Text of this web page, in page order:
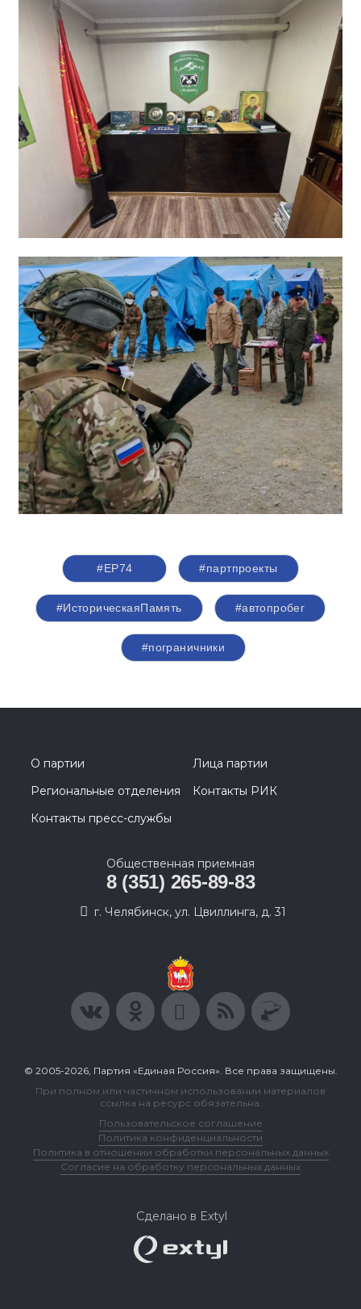
#ЕР74 #партпроекты
#ИсторическаяПамять #автопробег
#пограничники
О партии
Лица партии
Региональные отделения
Контакты РИК
Контакты пресс-службы
Общественная приемная
8 (351) 265-89-83
г. Челябинск, ул. Цвиллинга, д. 31
© 2005-2026, Партия «Единая Россия». Все права защищены.
При полном или частичном использовании материалов
ссылка на ресурс обязательна.
Пользовательское соглашение
Политика конфиденциальности
Политика в отношении обработки персональных данных
Согласие на обработку персональных данных
Сделано в Extyl